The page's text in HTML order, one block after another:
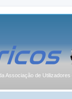
Associação de